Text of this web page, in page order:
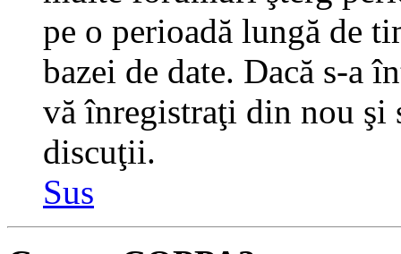
pe o perioadă lungă de
bazei de date. Dacă s-a
vă înregistraţi din nou
discuţii.
Sus